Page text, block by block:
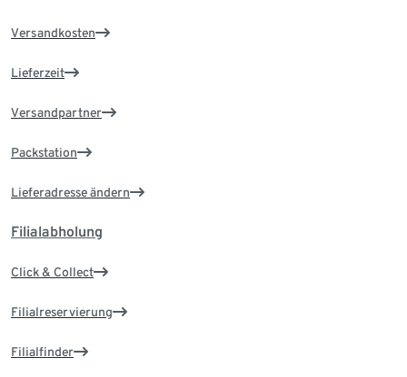
Versandkosten
Lieferzeit
Versandpartner
Packstation
Lieferadresse ändern
Filialabholung
Click & Collect
Filialreservierung
Filialfinder